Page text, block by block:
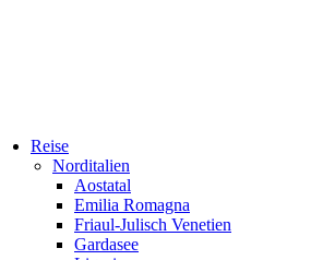
Reise
Norditalien
Aostatal
Emilia Romagna
Friaul-Julisch Venetien
Gardasee